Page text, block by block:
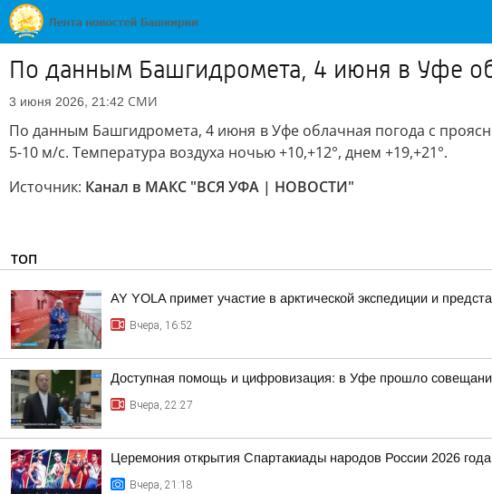
По данным Башгидромета, 4 июня в Уфе
3 июня 2026, 21:42 СМИ
По данным Башгидромета, 4 июня в Уфе облачная погода с
5-10 м/с. Температура воздуха ночью +10,+12°, днем +19,+21°.
Источник: Канал в МАКС "ВСЯ УФА | НОВОСТИ"
ТОП
AY YOLA примет участие в арктической экспедиции и
Вчера, 16:52
Доступная помощь и цифровизация: в Уфе прошло
Вчера, 22:27
Церемония открытия Спартакиады народов России 2026
Вчера, 21:18